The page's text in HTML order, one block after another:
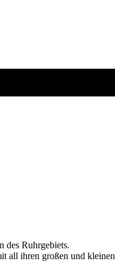
des Ruhrgebiets.
all ihren großen und